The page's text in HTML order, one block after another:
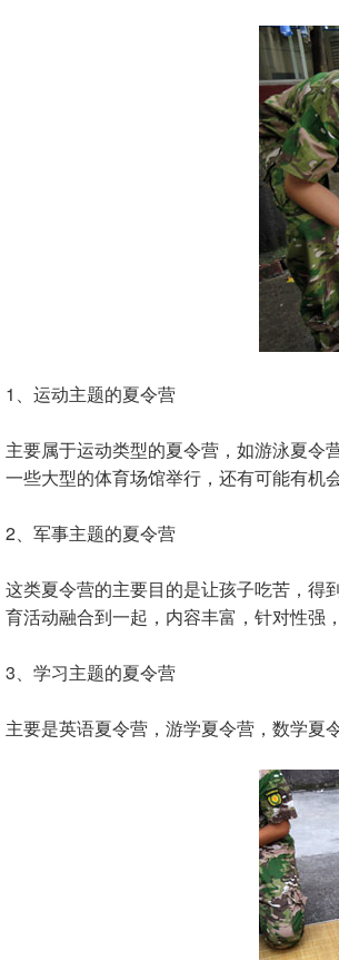
1、运动主题的夏令营
主要属于运动类型的夏令营，如游泳夏令
一些大型的体育场馆举行，还有可能有机
2、军事主题的夏令营
这类夏令营的主要目的是让孩子吃苦，得
育活动融合到一起，内容丰富，针对性强
3、学习主题的夏令营
主要是英语夏令营，游学夏令营，数学夏